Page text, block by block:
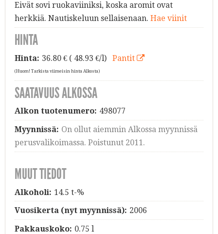
Eivät sovi ruokaviiniksi, koska aromit ovat
herkkiä. Nautiskeluun sellaisenaan. Hae viinit
HINTA
Hinta: 36.80€ ( 48.93 €/l) Pantit
(Huom! Tarkista viimeisin hinta Alkosta)
SAATAVUUS ALKOSSA
Alkon tuotenumero: 498077
Myynnissä: On ollut aiemmin Alkossa myynnissä
perusvalikoimassa. Poistunut 2011.
MUUT TIEDOT
Alkoholi: 14.5 t-%
Vuosikerta (nyt myynnissä): 2006
Pakkauskoko: 0.75 l